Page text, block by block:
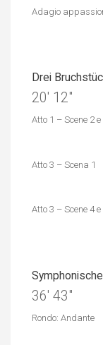
Adagio
Drei
20′ 12″
Atto 1 – Scene 2 e
Atto 3 – Scena 1
Atto 3 – Scene 4 e
36′ 43″
Rondo: Andante